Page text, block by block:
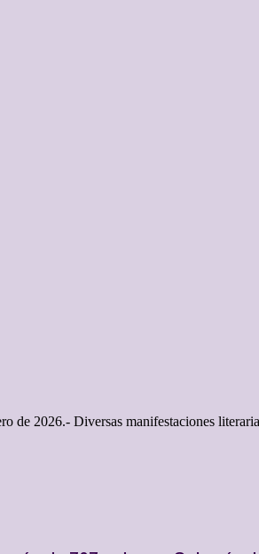
de 2026.- Diversas manifestaciones